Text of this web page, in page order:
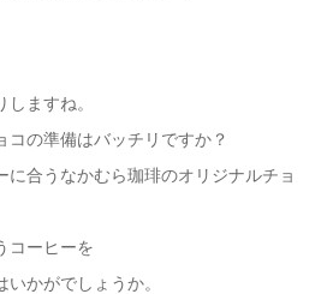
ますね。
コの準備はバッチリですか？
に合うなかむら珈琲のオリジナルチョ
コーヒーを
かがでしょうか。